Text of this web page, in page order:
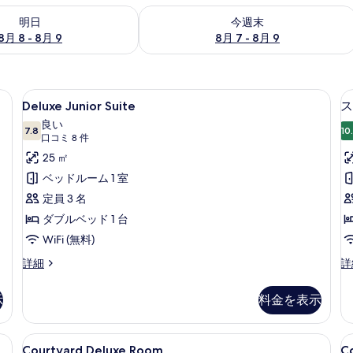
明日
月 8 - 8月 9
9 の空室状況をチェック
今週末
8月 7 - 8月 9
今週末 8月 7 - 8月 9 の空室状況をチ
| 低刺激性寝具、セーフティボックス (室内)、デスク、アイロン / アイロ
Deluxe
Junior
Suite
の
す
べ
て
の
写
表
示
Deluxe Junior Suite | 低刺激性寝具
6
Deluxe Junior Suite
7.810 点中 7.8
良い
口コミ 8 件
(口
コ
ミ
8
件)
25 ㎡
ベッドルーム 1 室
定員 3 名
ダブルベッド 1 台
WiFi (無料)
詳細
Deluxe
詳
細
料金を表示
ス
の
詳
細
ス (室内)、デスク、アイロン / アイロン台
Courtyard
低刺激性寝具、セーフティボックス
3
Courtyard Deluxe Room